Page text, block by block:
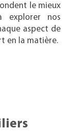
le mieux
explorer nos
aspect de
en la matière.